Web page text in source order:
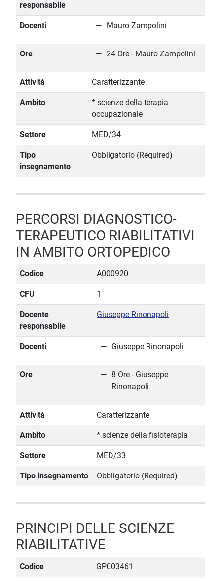
responsabile
Docenti Mauro Zampolini
Ore 24 Ore - Mauro Zampolini
Attività Caratterizzante
Ambito
* scienze della terapia
occupazionale
Settore MED/34
Tipo
insegnamento
Obbligatorio (Required)
PERCORSI DIAGNOSTICO-
TERAPEUTICO RIABILITATIVI
IN AMBITO ORTOPEDICO
Codice A000920
CFU 1
Docente
responsabile
Giuseppe Rinonapoli
Docenti Giuseppe Rinonapoli
Ore
8 Ore - Giuseppe
Rinonapoli
Attività Caratterizzante
Ambito * scienze della fisioterapia
Settore MED/33
Tipo insegnamento Obbligatorio (Required)
PRINCIPI DELLE SCIENZE
RIABILITATIVE
Codice GP003461